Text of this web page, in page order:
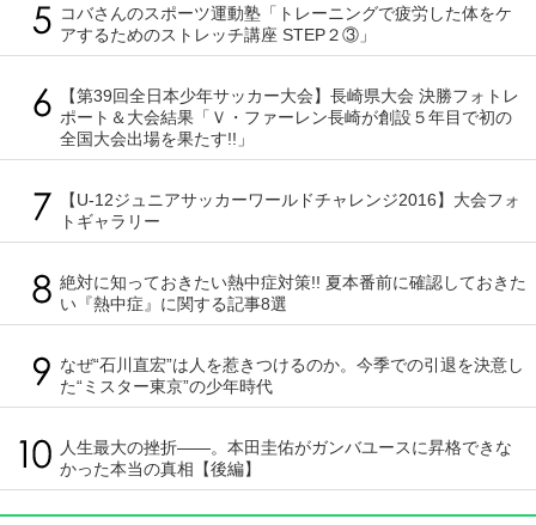
コバさんのスポーツ運動塾「トレーニングで疲労した体をケ
アするためのストレッチ講座 STEP２③」
【第39回全日本少年サッカー大会】長崎県大会 決勝フォトレ
ポート＆大会結果「Ｖ・ファーレン長崎が創設５年目で初の
全国大会出場を果たす!!」
【U-12ジュニアサッカーワールドチャレンジ2016】大会フォ
トギャラリー
絶対に知っておきたい熱中症対策!! 夏本番前に確認しておきた
い『熱中症』に関する記事8選
なぜ“石川直宏”は人を惹きつけるのか。今季での引退を決意し
た“ミスター東京”の少年時代
人生最大の挫折――。本田圭佑がガンバユースに昇格できな
かった本当の真相【後編】